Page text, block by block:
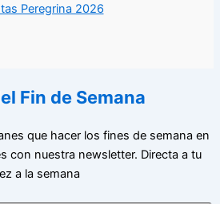
Peregrina 2026
Fin de Semana
que hacer los fines de semana en
con nuestra newsletter. Directa a tu
a la semana